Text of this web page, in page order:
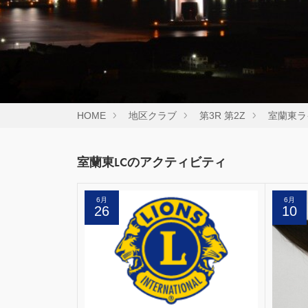
HOME 地区クラブ 第3R 第2Z 室蘭東
室蘭東LCのアクティビティ
6月
26
6月
10